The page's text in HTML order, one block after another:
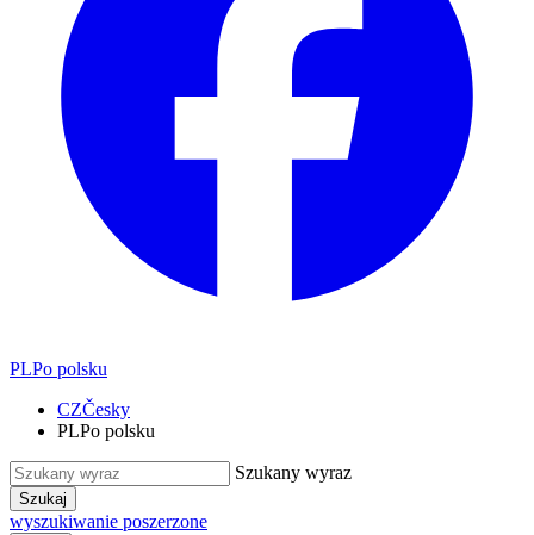
PLPo polsku
CZČesky
PLPo polsku
Szukany wyraz
Szukaj
wyszukiwanie poszerzone